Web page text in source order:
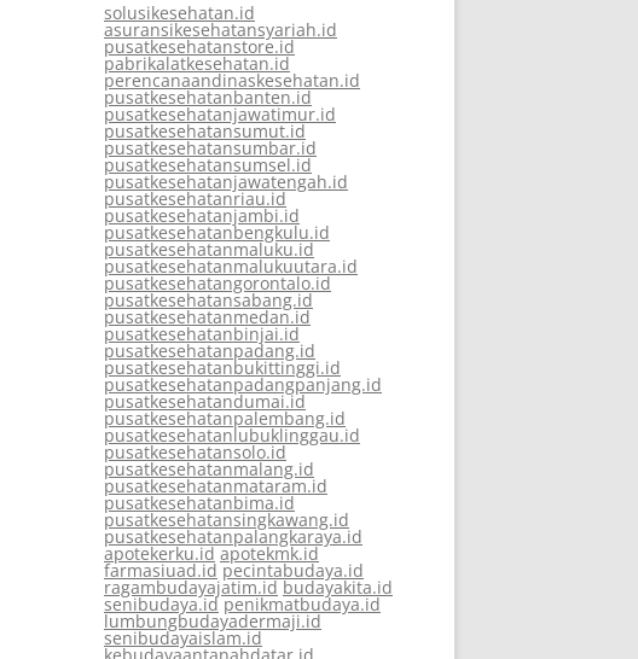
solusikesehatan.id
asuransikesehatansyariah.id
pusatkesehatanstore.id
pabrikalatkesehatan.id
perencanaandinaskesehatan.id
pusatkesehatanbanten.id
pusatkesehatanjawatimur.id
pusatkesehatansumut.id
pusatkesehatansumbar.id
pusatkesehatansumsel.id
pusatkesehatanjawatengah.id
pusatkesehatanriau.id
pusatkesehatanjambi.id
pusatkesehatanbengkulu.id
pusatkesehatanmaluku.id
pusatkesehatanmalukuutara.id
pusatkesehatangorontalo.id
pusatkesehatansabang.id
pusatkesehatanmedan.id
pusatkesehatanbinjai.id
pusatkesehatanpadang.id
pusatkesehatanbukittinggi.id
pusatkesehatanpadangpanjang.id
pusatkesehatandumai.id
pusatkesehatanpalembang.id
pusatkesehatanlubuklinggau.id
pusatkesehatansolo.id
pusatkesehatanmalang.id
pusatkesehatanmataram.id
pusatkesehatanbima.id
pusatkesehatansingkawang.id
pusatkesehatanpalangkaraya.id
apotekerku.id apotekmk.id
farmasiuad.id pecintabudaya.id
ragambudayajatim.id budayakita.id
senibudaya.id penikmatbudaya.id
lumbungbudayadermaji.id
senibudayaislam.id